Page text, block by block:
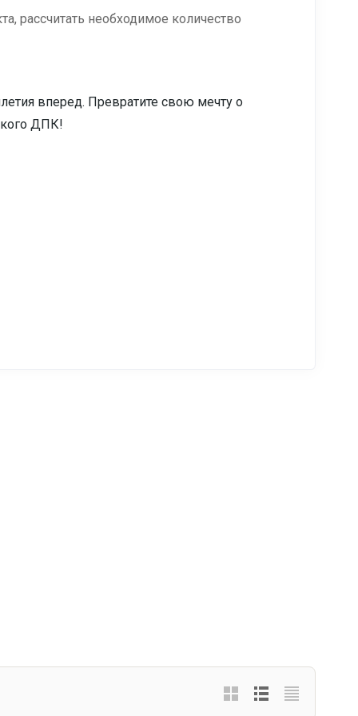
рассчитать необходимое количество
вперед. Превратите свою мечту о
ДПК!